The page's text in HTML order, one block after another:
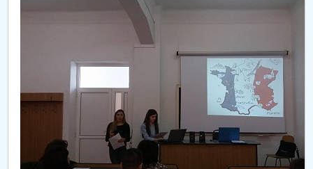
Nr. de telefon si adrese Facultăți
Informations sur l'admission
Români de pretutindeni - ADMITERE
Sénat universitaire
Facultés